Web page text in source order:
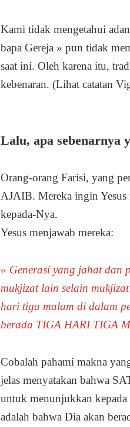
Kami tidak mengetahui
bapa Gereja » pun tidak
saat ini. Oleh karena itu,
kebenaran. (Lihat catatan
Lalu, apa sebenarnya
Orang-orang Farisi, yang
AJAIB. Mereka ingin Yesus
kepada-Nya.
Yesus menjawab mereka:
« Generasi yang jahat dan
mukjizat lain selain
hari tiga malam di dalam
berada TIGA HARI TIGA
Cobalah pahami makna
jelas menyatakan bahwa
untuk menunjukkan kepada
adalah bahwa Dia akan